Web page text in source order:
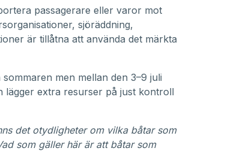
passagerare eller varor mot
sjöräddning,
är tillåtna att använda det märkta
men mellan den 3–9 juli
lägger extra resurser på just kontroll
det otydligheter om vilka båtar som
som gäller här är att båtar som